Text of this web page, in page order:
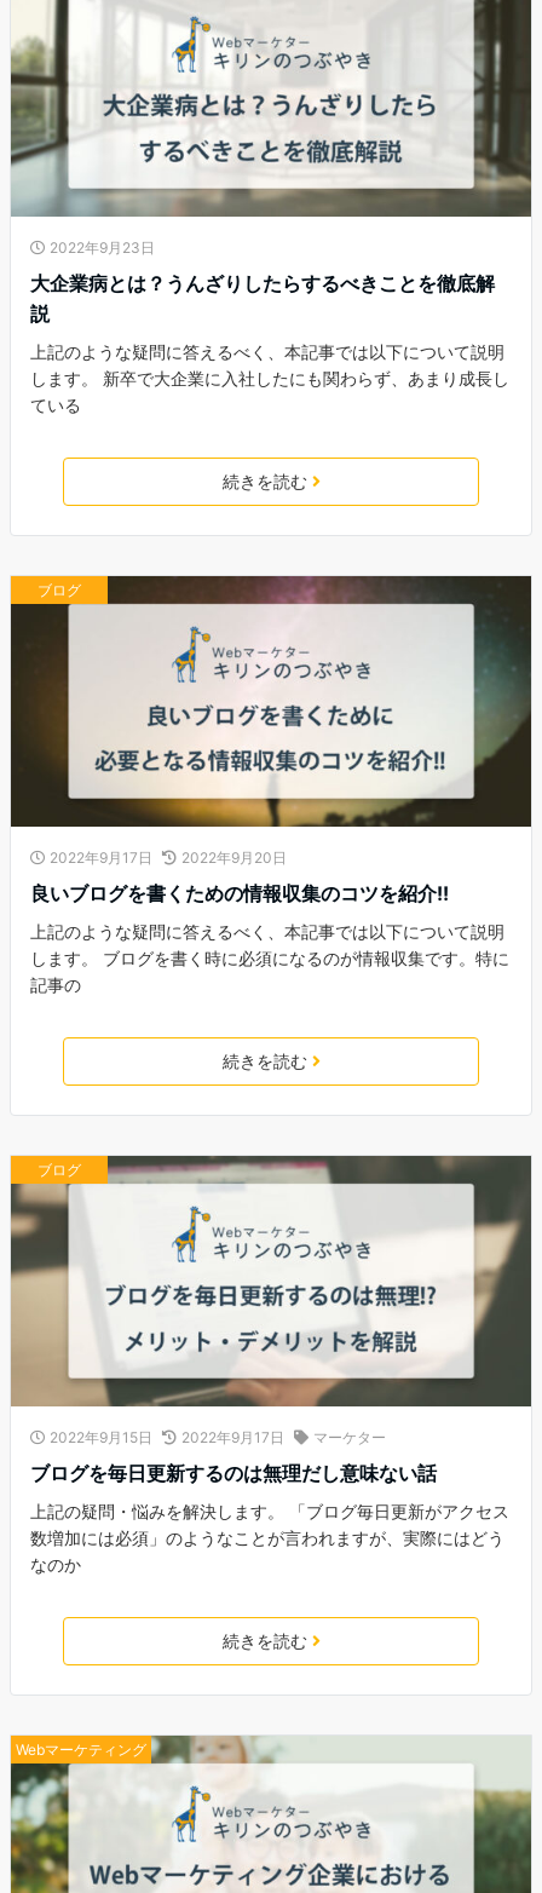
2022年9月23日
大企業病とは？うんざりしたらするべきことを徹底解
説
上記のような疑問に答えるべく、本記事では以下について説明
します。 新卒で大企業に入社したにも関わらず、あまり成長し
ている
続きを読む
ブログ
2022年9月17日 2022年9月20日
良いブログを書くための情報収集のコツを紹介!!
上記のような疑問に答えるべく、本記事では以下について説明
します。 ブログを書く時に必須になるのが情報収集です。特に
記事の
続きを読む
ブログ
2022年9月15日 2022年9月17日 マーケター
ブログを毎日更新するのは無理だし意味ない話
上記の疑問・悩みを解決します。 「ブログ毎日更新がアクセス
数増加には必須」のようなことが言われますが、実際にはどう
なのか
続きを読む
Webマーケティング